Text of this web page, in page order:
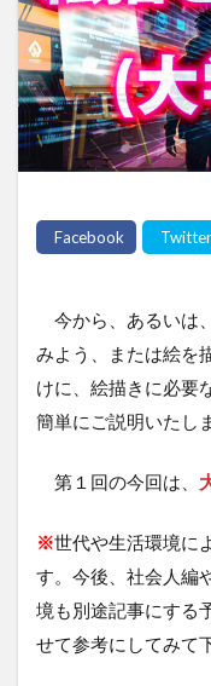
今から、あるいは
みよう、または絵を
けに、絵描きに必要
簡単にご説明いたし
第１回の今回は、
※世代や生活環境に
す。今後、社会人編
境も別途記事にする
せて参考にしてみて